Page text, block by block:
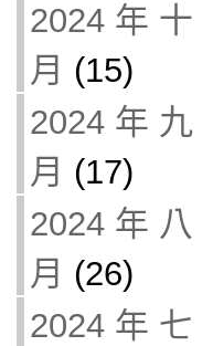
2024 年 十
月 (15)
2024 年 九
月 (17)
2024 年 八
月 (26)
2024 年 七